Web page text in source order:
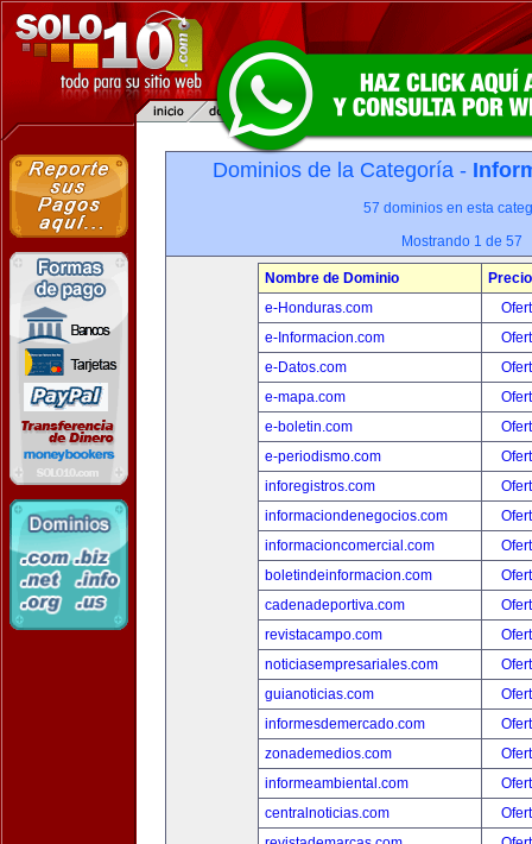
Dominios de la Categoría -
57 dominios en esta
Mostrando 1 de 57
Nombre de Dominio
Precio
e-Honduras.com
e-Informacion.com
e-Datos.com
e-mapa.com
e-boletin.com
e-periodismo.com
inforegistros.com
informaciondenegocios.com
informacioncomercial.com
boletindeinformacion.com
cadenadeportiva.com
revistacampo.com
noticiasempresariales.com
guianoticias.com
informesdemercado.com
zonademedios.com
informeambiental.com
centralnoticias.com